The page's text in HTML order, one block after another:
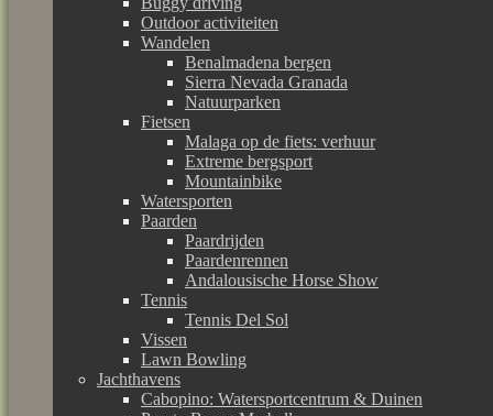
Outdoor activiteiten
Wandelen
Benalmadena bergen
Sierra Nevada Granada
Natuurparken
Fietsen
Malaga op de fiets: verhuur
Extreme bergsport
Mountainbike
Watersporten
Paarden
Paardrijden
Paardenrennen
Andalousische Horse Show
Tennis
Tennis Del Sol
Vissen
Lawn Bowling
Jachthavens
Cabopino: Watersportcentrum & Duinen